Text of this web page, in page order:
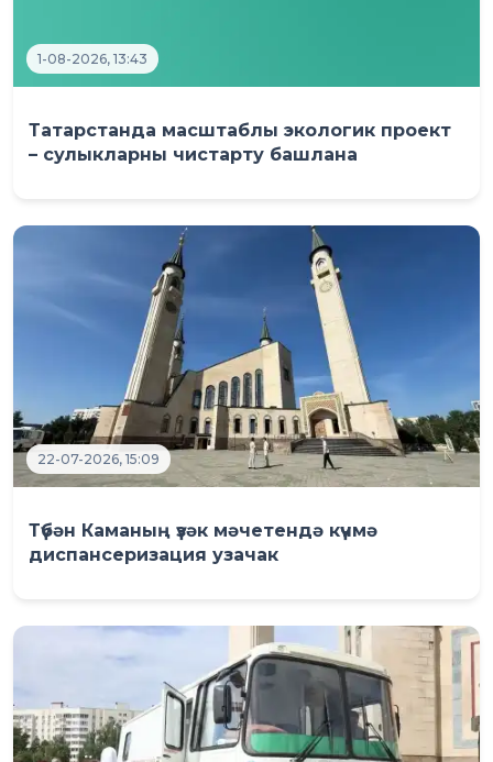
1-08-2026, 13:43
Татарстанда масштаблы экологик проект
– сулыкларны чистарту башлана
22-07-2026, 15:09
Түбән Каманың үзәк мәчетендә күчмә
диспансеризация узачак